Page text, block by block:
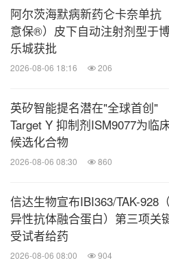
阿尔茨海默病新药仑卡奈单抗
意保®）皮下自动注射剂型于
乐城获批
2026-08-06 18:16 206
英矽智能提名潜在"全球首创"
Target Y 抑制剂ISM9077为临
候选化合物
2026-08-06 08:30 860
信达生物宣布IBI363/TAK-928
异性抗体融合蛋白）第三项关
受试者给药
2026-08-06 08:00 904